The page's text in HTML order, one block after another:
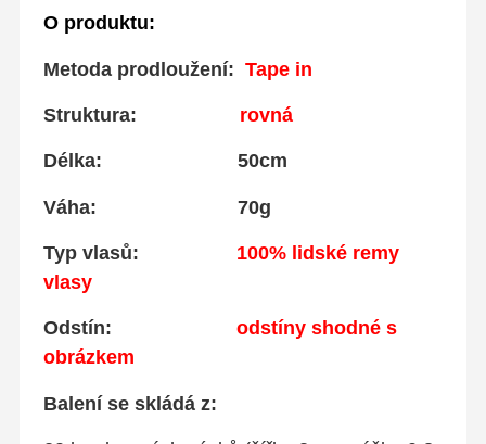
O produktu:
Metoda prodloužení: Tape in
Struktura: rovná
Délka: 50cm
Váha: 70g
Typ vlasů:
100% lidské remy
vlasy
Odstín: odstínyshodné s
obrázkem
Balení se skládá z: